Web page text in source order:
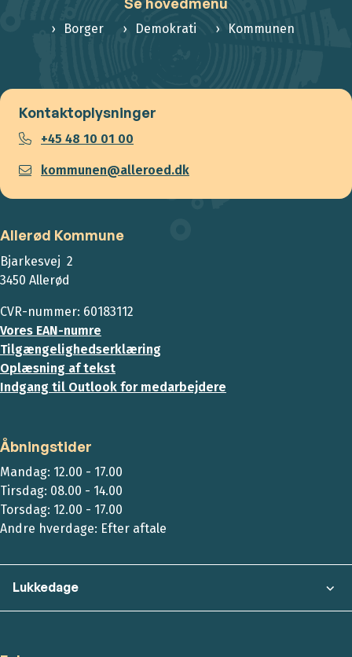
Borger Demokrati Kommunen
Kontaktoplysninger
+45 48 10 01 00
kommunen@alleroed.dk
Allerød Kommune
Bjarkesvej 2
3450 Allerød
CVR-nummer: 60183112
Vores EAN-numre
Tilgængelighedserklæring
Oplæsning af tekst
Indgang til Outlook for medarbejdere
Åbningstider
Mandag: 12.00 - 17.00
Tirsdag: 08.00 - 14.00
Torsdag: 12.00 - 17.00
Andre hverdage: Efter aftale
Lukkedage